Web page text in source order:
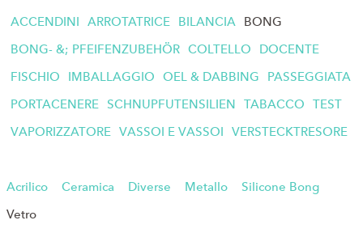
ACCENDINI ARROTATRICE BILANCIA
BONG
BONG- &; PFEIFENZUBEHÖR COLTELLO
DOCENTE
FISCHIO
IMBALLAGGIO OEL & DABBING
PASSEGGIATA
PORTACENERE
SCHNUPFUTENSILIEN TABACCO
TEST
VAPORIZZATORE VASSOI E VASSOI VERSTECKTRESORE
Acrilico Ceramica Diverse Metallo
Silicone Bong
Vetro